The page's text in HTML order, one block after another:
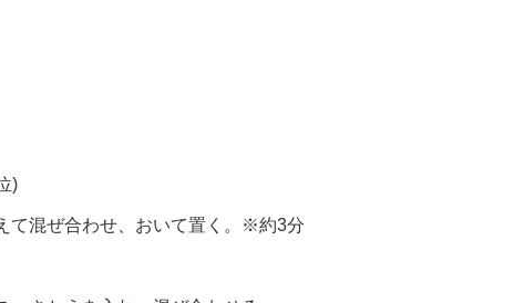
)
混ぜ合わせ、おいて置く。※約3分